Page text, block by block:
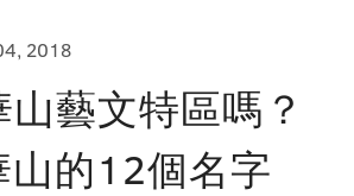
2018
藝文特區嗎？
山的12個名字